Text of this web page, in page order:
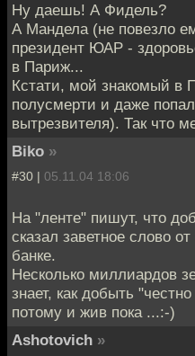
Ну даешь! А Фидель?
А Мандела (не повезло
президент ЮАР -
в Париж...
Кстати, мой знакомый в
полусмерти и даже
вытрезвителя). Так что
Biko »
#30 | 05.11.04 18:06
На "ленте" пишут, что
сказал заветное слово
банке.
Несколько миллиардов
знает, как добыть
потому и жив пока ...:-)
Ashotovich »